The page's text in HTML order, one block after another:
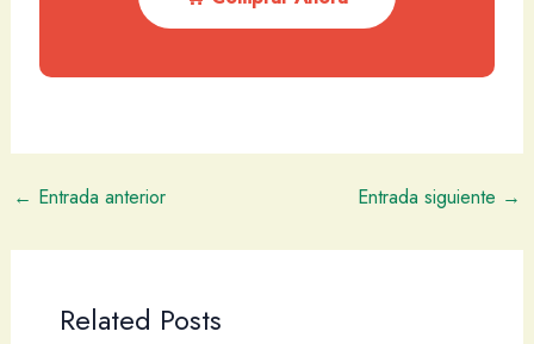
← Entrada anterior Entrada siguiente →
Related Posts